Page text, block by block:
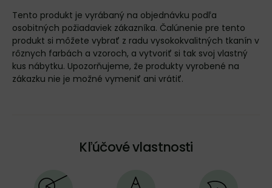
Tento produkt je vyrábaný na objednávku podľa
osobitných požiadaviek zákazníka. Čalúnenie pre tento
produkt si môžete vybrať z radu vysokokvalitných tkanín v
rôznych farbách a vzoroch, a vytvoriť si tak svoj vlastný
kus nábytku. Upozorňujeme, že produkty vyrobené na
zákazku nie je možné vymeniť ani vrátiť.
Kľúčové vlastnosti